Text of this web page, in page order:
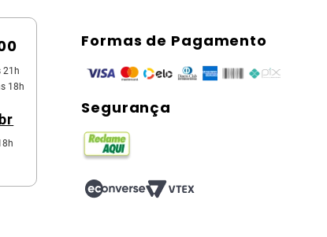
21h
18h
Formas de Pagamento
Segurança